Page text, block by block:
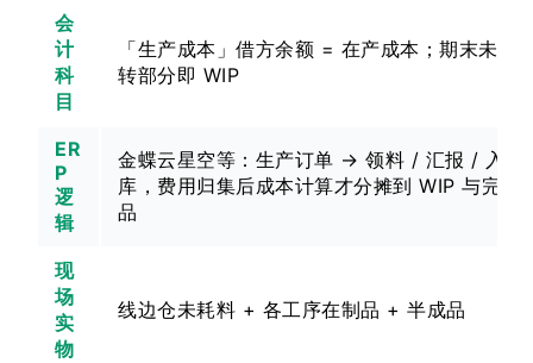
会
计
科
目
「生产成本」借方余额 = 在产成本；期末未结
转部分即 WIP
ER
P
逻
辑
金蝶云星空等：生产订单 → 领料 / 汇报 / 入
库，费用归集后成本计算才分摊到 WIP 与完工
品
现
场
实
物
线边仓未耗料 + 各工序在制品 + 半成品